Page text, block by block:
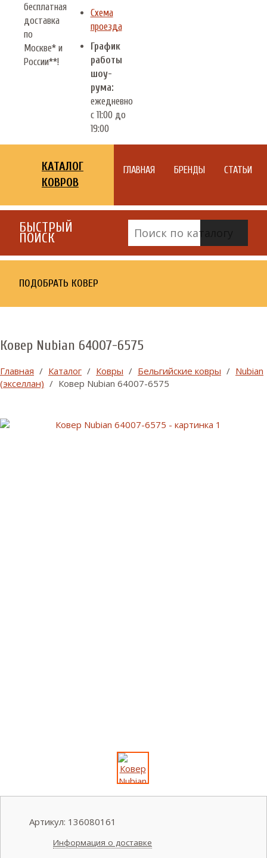
бесплатная
доставка
по
Москве* и
России**!
Схема
проезда
График
работы
шоу-
рума:
ежедневно
с 11:00 до
19:00
КАТАЛОГ
КОВРОВ
ГЛАВНАЯ БРЕНДЫ СТАТЬИ
БЫСТРЫЙ
ПОИСК
ПОДОБРАТЬ КОВЕР
Ковер Nubian 64007-6575
Главная / Каталог / Ковры / Бельгийские ковры / Nubian
(экселлан) / Ковер Nubian 64007-6575
Артикул: 136080161
Информация о доставке